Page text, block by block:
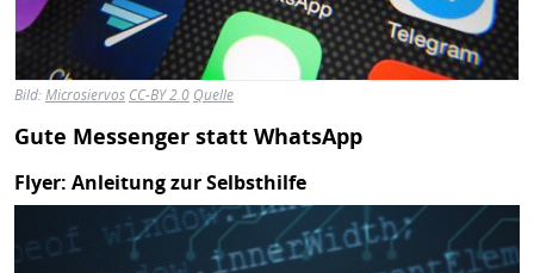
Bild:Microsiervos CC-BY 2.0 Quelle
Gute Messenger statt WhatsApp
Flyer: Anleitung zur Selbsthilfe